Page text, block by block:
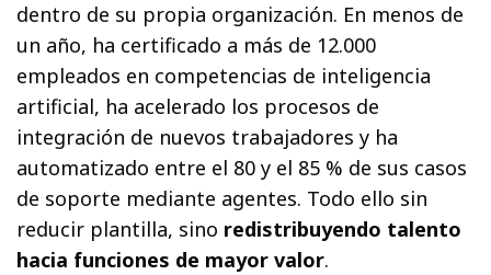
dentro de su propia organización. En menos de
un año, ha certificado a más de 12.000
empleados en competencias de inteligencia
artificial, ha acelerado los procesos de
integración de nuevos trabajadores y ha
automatizado entre el 80 y el 85 % de sus casos
de soporte mediante agentes. Todo ello sin
reducir plantilla, sino redistribuyendo talento
hacia funciones de mayor valor.